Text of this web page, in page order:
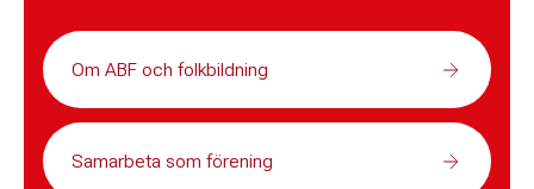
Om ABF och folkbildning
Samarbeta som förening